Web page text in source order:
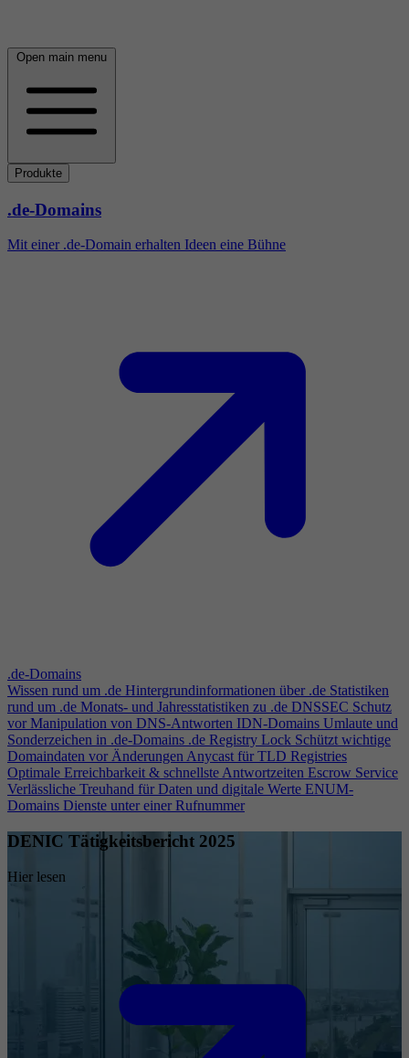
Open main menu
Produkte
.de-Domains
Mit einer .de-Domain erhalten Ideen eine Bühne
.de-Domains
Wissen rund um .de Hintergrundinformationen über .de Statistiken
rund um .de Monats- und Jahresstatistiken zu .de DNSSEC Schutz
vor Manipulation von DNS-Antworten IDN-Domains Umlaute und
Sonderzeichen in .de-Domains .de Registry Lock Schützt wichtige
Domaindaten vor ÄnderungenAnycast für TLD Registries
Optimale Erreichbarkeit & schnellste Antwortzeiten Escrow Service
Verlässliche Treuhand für Daten und digitale Werte ENUM-
Domains Dienste unter einer Rufnummer
DENIC Tätigkeitsbericht 2025
Hier lesen